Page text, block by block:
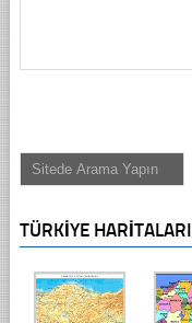
TÜRKIYE HARITALARI